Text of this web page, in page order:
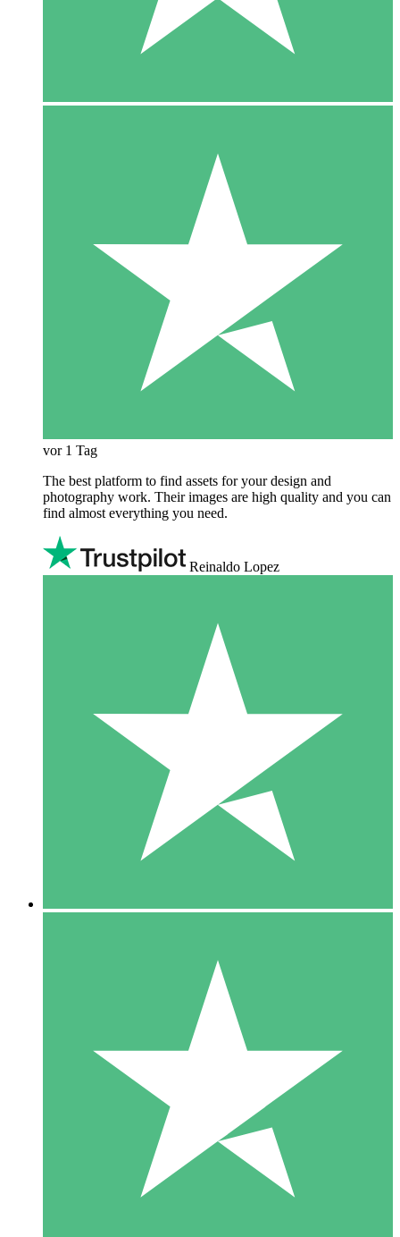
vor 1 Tag
The best platform to find assets for your design and
photography work. Their images are high quality and you can
find almost everything you need.
Reinaldo Lopez